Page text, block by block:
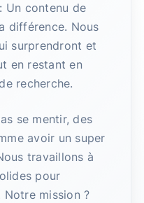
: Un contenu de
différence. Nous
surprendront et
en restant en
recherche.
se mentir, des
avoir un super
travaillons à
pour
mission ?